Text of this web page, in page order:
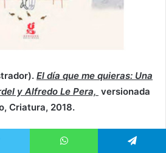
El día que me quieras: Una
y Alfredo Le Pera, versionada
Criatura, 2018.
juntos algunas de las canciones